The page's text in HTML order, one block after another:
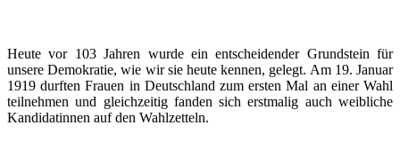
Heute vor 103 Jahren wurde ein entscheidender Grundstein für
unsere Demokratie, wie wir sie heute kennen, gelegt. Am 19. Januar
1919 durften Frauen in Deutschland zum ersten Mal an einer Wahl
teilnehmen und gleichzeitig fanden sich erstmalig auch weibliche
Kandidatinnen auf den Wahlzetteln.